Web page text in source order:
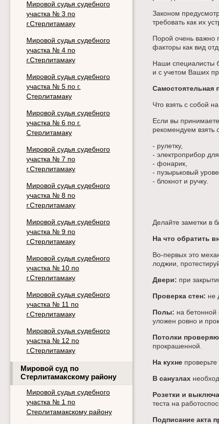
Мировой судья судебного
участка № 3 по
г.Стерлитамаку
Мировой судья судебного
участка № 4 по
г.Стерлитамаку
Мировой судья судебного
участка № 5 по г.
Стерлитамаку
Мировой судья судебного
участка № 6 по г.
Стерлитамаку
Мировой судья судебного
участка № 7 по
г.Стерлитамаку
Мировой судья судебного
участка № 8 по
г.Стерлитамаку
Мировой судья судебного
участка № 9 по
г.Стерлитамаку
Мировой судья судебного
участка № 10 по
г.Стерлитамаку
Мировой судья судебного
участка № 11 по
г.Стерлитамаку
Мировой судья судебного
участка № 12 по
г.Стерлитамаку
Мировой суд по
Стерлитамакскому району
Мировой судья судебного
участка № 1 по
Стерлитамакскому району
Законом
требовать как их
Порой очень важно
факторы как вид
Наши специалисты
и с учетом Ваших
Самостоятельная
Что взять с собой
Если вы
рекомендуем взять
- рулетку,
- электроприбор
- фонарик,
- пузырьковый
- блокнот и ручку.
Делайте заметки в
На что обратить
Во-первых это
лоджии,
Двери: при
Проверка стен: не
Полы: на
уложен ровно и
Потолки
прокрашенной.
На кухне
В санузлах
Розетки и
теста на
Подписание акта